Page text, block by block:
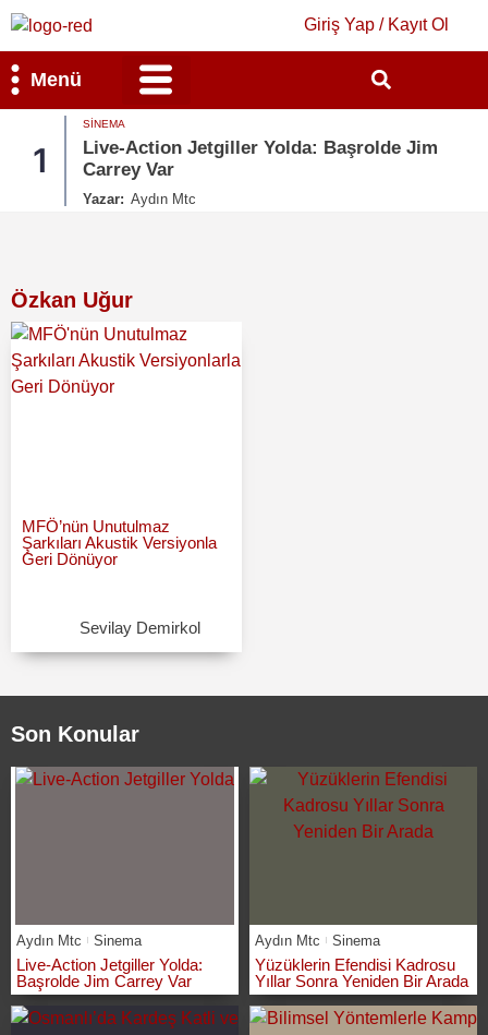
Giriş Yap / Kayıt Ol
Menü
1
SINEMA
Live-Action Jetgiller Yolda: Başrolde Jim
Carrey Var
Yazar: Aydın Mtc
Özkan Uğur
MFÖ’nün Unutulmaz
Şarkıları Akustik Versiyonla
Geri Dönüyor
Sevilay Demirkol
Son Konular
Aydın Mtc Sinema
Live-Action Jetgiller Yolda:
Başrolde Jim Carrey Var
Aydın Mtc Sinema
Yüzüklerin Efendisi Kadrosu
Yıllar Sonra Yeniden Bir Arada